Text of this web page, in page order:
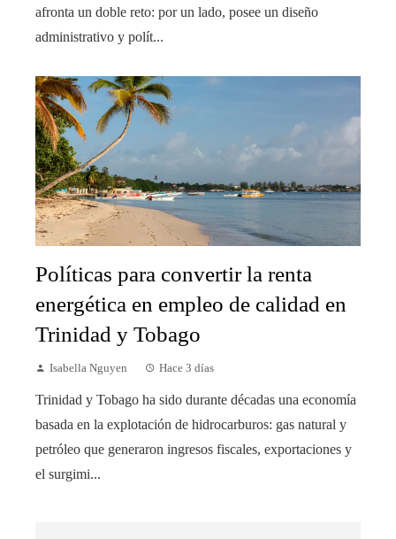
afronta un doble reto: por un lado, posee un diseño
administrativo y polít...
Políticas para convertir la renta
energética en empleo de calidad en
Trinidad y Tobago
Isabella Nguyen Hace 3 días
Trinidad y Tobago ha sido durante décadas una economía
basada en la explotación de hidrocarburos: gas natural y
petróleo que generaron ingresos fiscales, exportaciones y
el surgimi...